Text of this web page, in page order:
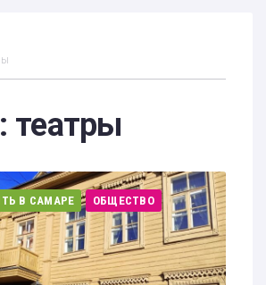
театры
В САМАРЕ ОБЩЕСТВО